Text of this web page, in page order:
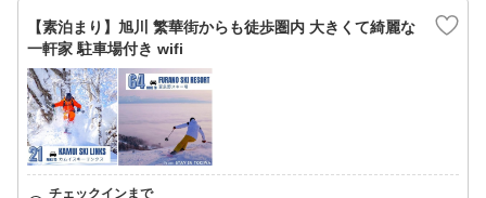
【素泊まり】旭川 繁華街からも徒歩圏内 大きくて綺麗な
一軒家 駐車場付き wifi